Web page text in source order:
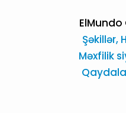
ElMundo
Şəkillər,
Məxfilik